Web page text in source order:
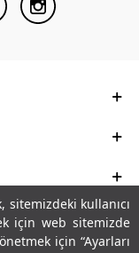
kullanıcı
için web sitemizde
için “Ayarları